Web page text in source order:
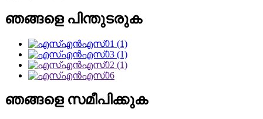
ഞങ്ങളെ പിന്തുടരുക
ഞങ്ങളെ സമീപിക്കുക